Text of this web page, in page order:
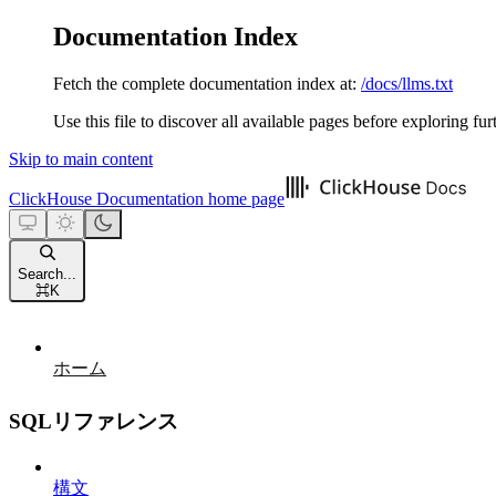
Documentation Index
Fetch the complete documentation index at: /docs/llms.txt
Use this file to discover all available pages before exploring
Skip to main content
ClickHouse Documentation home page
Search...
⌘K
ホーム
SQLリファレンス
構文